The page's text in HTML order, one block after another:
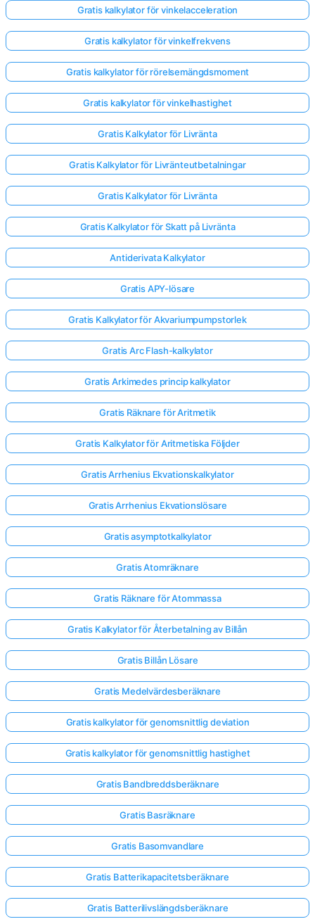
Gratis kalkylator för vinkelacceleration
Gratis kalkylator för vinkelfrekvens
Gratis kalkylator för rörelsemängdsmoment
Gratis kalkylator för vinkelhastighet
Gratis Kalkylator för Livränta
Gratis Kalkylator för Livränteutbetalningar
Gratis Kalkylator för Livränta
Gratis Kalkylator för Skatt på Livränta
Antiderivata Kalkylator
Gratis APY-lösare
Gratis Kalkylator för Akvariumpumpstorlek
Gratis Arc Flash-kalkylator
Gratis Arkimedes princip kalkylator
Gratis Räknare för Aritmetik
Gratis Kalkylator för Aritmetiska Följder
Gratis Arrhenius Ekvationskalkylator
Gratis Arrhenius Ekvationslösare
Gratis asymptotkalkylator
Gratis Atomräknare
Gratis Räknare för Atommassa
Gratis Kalkylator för Återbetalning av Billån
Gratis Billån Lösare
Gratis Medelvärdesberäknare
Gratis kalkylator för genomsnittlig deviation
Gratis kalkylator för genomsnittlig hastighet
Gratis Bandbreddsberäknare
Gratis Basräknare
Gratis Basomvandlare
Gratis Batterikapacitetsberäknare
Gratis Batterilivslängdsberäknare